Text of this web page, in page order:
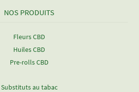
NOS PRODUITS
Fleurs CBD
Huiles CBD
Pre-rolls CBD
Substituts au tabac